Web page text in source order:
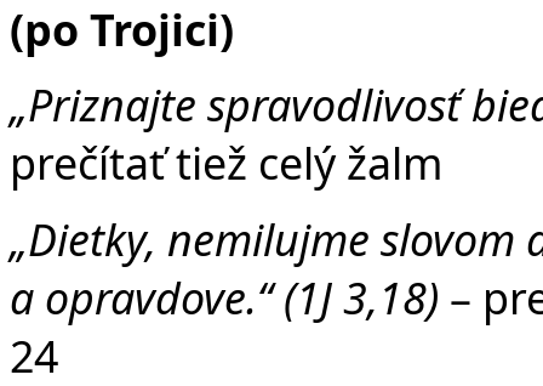
(po Trojici)
„Priznajte spravodlivosť
prečítať tiež celý žalm
„Dietky, nemilujme slovom
a opravdove.“ (1J 3,18) –
24